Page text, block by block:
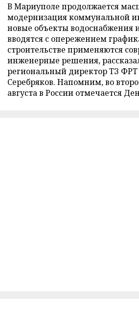
В Мариуполе продолжается
модернизация коммунальной
новые объекты водоснабжения
вводятся с опережением
строительстве применяются
инженерные решения,
региональный директор ТЗ
Серебряков. Напомним, во
августа в России отмечается